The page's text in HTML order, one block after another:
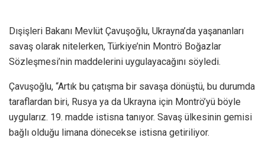
Dışişleri Bakanı Mevlüt Çavuşoğlu, Ukrayna’da yaşananları
savaş olarak nitelerken, Türkiye’nin Montrö Boğazlar
Sözleşmesi’nin maddelerini uygulayacağını söyledi.
Çavuşoğlu, “Artık bu çatışma bir savaşa dönüştü, bu durumda
taraflardan biri, Rusya ya da Ukrayna için Montrö’yü böyle
uygularız. 19. madde istisna tanıyor. Savaş ülkesinin gemisi
bağlı olduğu limana dönecekse istisna getiriliyor.